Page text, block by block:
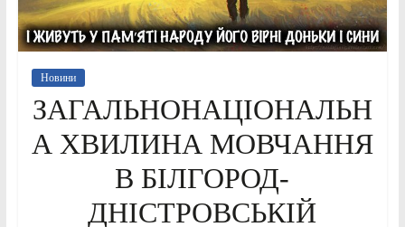
Новини
ЗАГАЛЬНОНАЦІОНАЛЬН
А ХВИЛИНА МОВЧАННЯ
В БІЛГОРОД-
ДНІСТРОВСЬКІЙ